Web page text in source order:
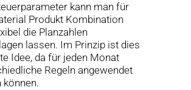
kann man für
Produkt Kombination
die Planzahlen
lassen. Im Prinzip ist dies
Idee, da für jeden Monat
Regeln angewendet
können.